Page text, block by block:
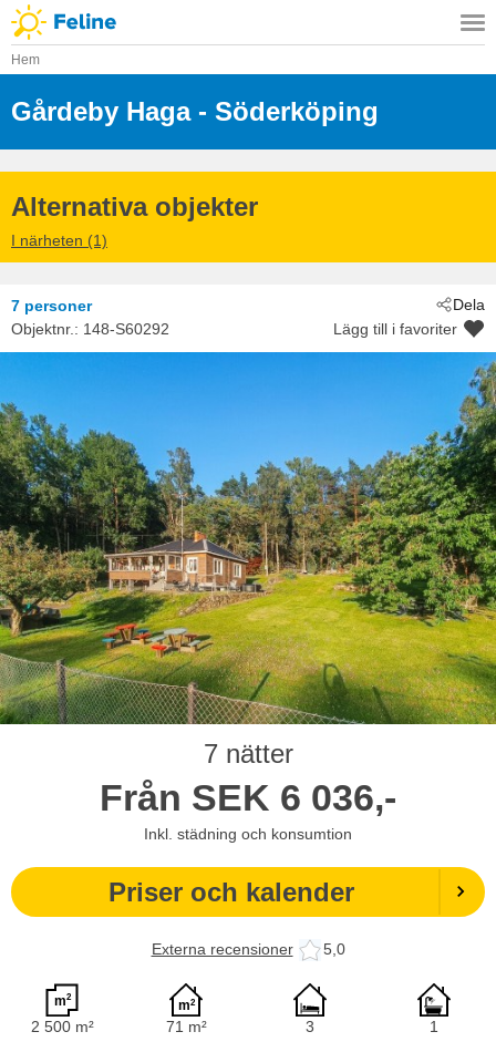
Hem
Gårdeby Haga
- 614 95
- Söderköping
Alternativa objekter
I närheten (1)
Dela
7 personer
Objektnr.: 148-S60292 Lägg till i favoriter
7 nätter
Från SEK 6 036,-
Inkl. städning och konsumtion
Priser och kalender
Externa recensioner 5,0
2 500 m² 71 m² 3 1